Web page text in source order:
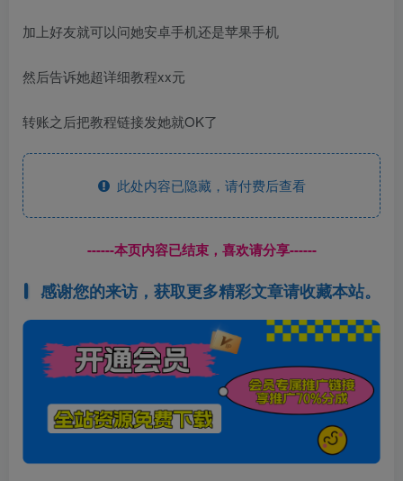
加上好友就可以问她安卓手机还是苹果手机
然后告诉她超详细教程xx元
转账之后把教程链接发她就OK了
此处内容已隐藏，请付费后查看
------本页内容已结束，喜欢请分享------
感谢您的来访，获取更多精彩文章请收藏本站。